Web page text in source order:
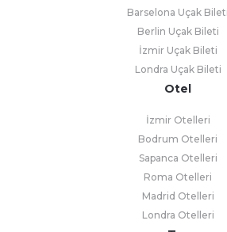
Barselona Uçak Bileti
Berlin Uçak Bileti
İzmir Uçak Bileti
Londra Uçak Bileti
Otel
İzmir Otelleri
Bodrum Otelleri
Sapanca Otelleri
Roma Otelleri
Madrid Otelleri
Londra Otelleri